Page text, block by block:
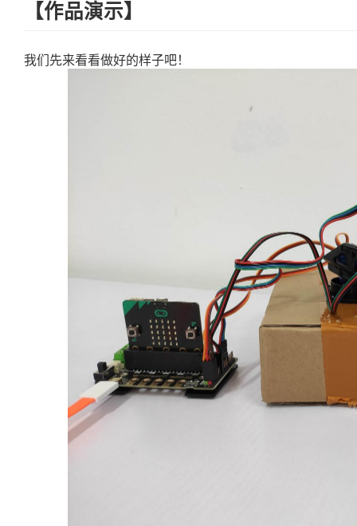
【作品演示】
我们先来看看做好的样子吧！